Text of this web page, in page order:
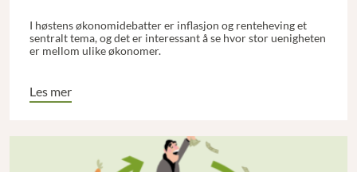
I høstens økonomidebatter er inflasjon og renteheving et
sentralt tema, og det er interessant å se hvor stor uenigheten
er mellom ulike økonomer.
Les mer